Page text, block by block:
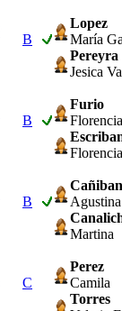
B
Lopez
María
Pereyra
Jesica
B
Furio
Florencia
Florencia
B
Agustina
Martina
C
Perez
Camila
Torres